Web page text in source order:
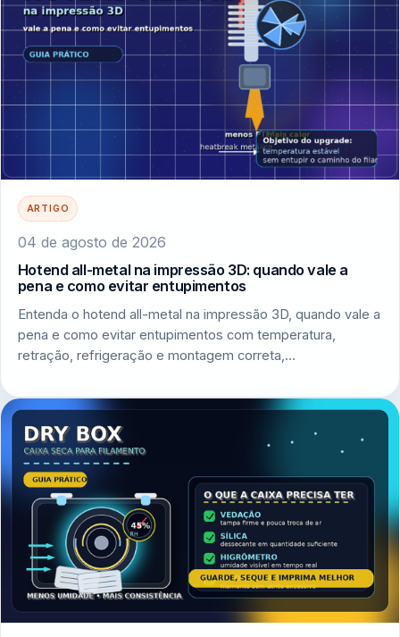
ARTIGO
04 de agosto de 2026
Hotend all-metal na impressão 3D: quando vale a
pena e como evitar entupimentos
Entenda o hotend all-metal na impressão 3D, quando vale a
pena e como evitar entupimentos com temperatura,
retração, refrigeração e montagem correta,…